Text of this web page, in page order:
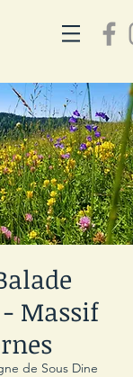
Massif
de Sous Dine